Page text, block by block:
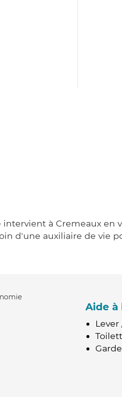
intervient à Cremeaux en
d'une auxiliaire de vie
Aide à